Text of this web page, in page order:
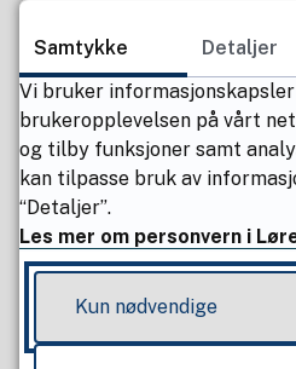
Hold deg aktiv med
noe nytt, jobbe mot et
eller å bidra til en
Samtykke Detaljer
Vi bruker
brukeropplevelsen på vårt
og tilby funksjoner samt
kan tilpasse bruk av
“Detaljer”.
Les mer om personvern i
Kun nødvendige